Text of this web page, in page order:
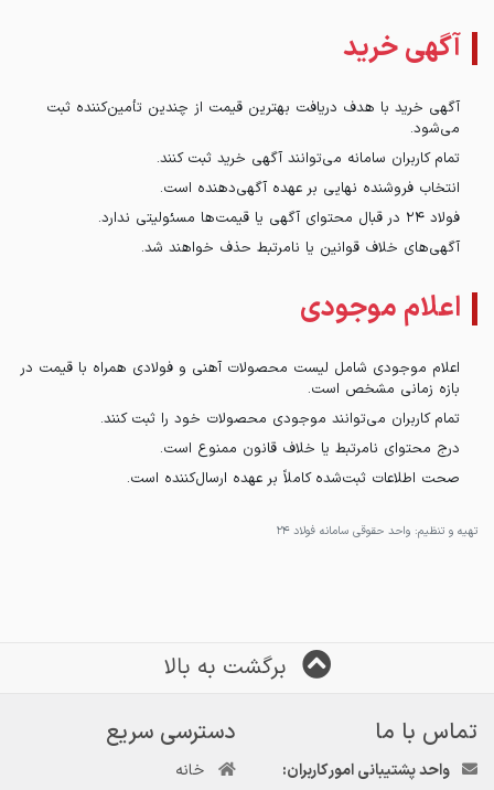
آگهی خرید
آگهی خرید با هدف دریافت بهترین قیمت از چندین تأمین‌کننده ثبت
می‌شود.
تمام کاربران سامانه می‌توانند آگهی خرید ثبت کنند.
انتخاب فروشنده نهایی بر عهده آگهی‌دهنده است.
فولاد ۲۴ در قبال محتوای آگهی یا قیمت‌ها مسئولیتی ندارد.
آگهی‌های خلاف قوانین یا نامرتبط حذف خواهند شد.
اعلام موجودی
اعلام موجودی شامل لیست محصولات آهنی و فولادی همراه با قیمت در
بازه زمانی مشخص است.
تمام کاربران می‌توانند موجودی محصولات خود را ثبت کنند.
درج محتوای نامرتبط یا خلاف قانون ممنوع است.
صحت اطلاعات ثبت‌شده کاملاً بر عهده ارسال‌کننده است.
تهیه و تنظیم: واحد حقوقی سامانه فولاد ۲۴
برگشت به بالا
تماس با ما
واحد پشتیبانی امور کاربران:
دسترسی سریع
خانه